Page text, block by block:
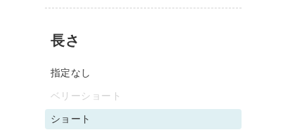
長さ
指定なし
ベリーショート
ショート